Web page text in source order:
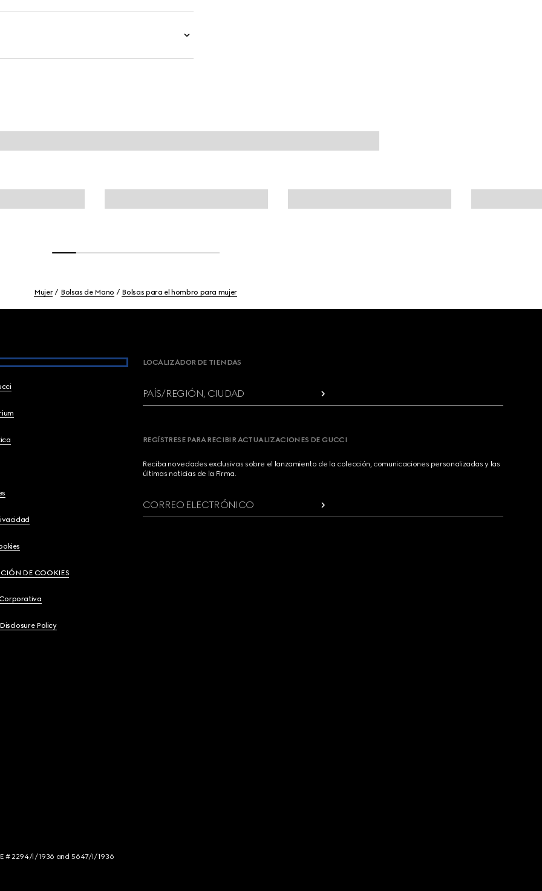
Mujer Bolsas de Mano Bolsas para el hombro para mujer
DE COOKIES
Policy
LOCALIZADOR DE TIENDAS
PAÍS/REGIÓN, CIUDAD
REGÍSTRESE PARA RECIBIR ACTUALIZACIONES DE GUCCI
Reciba novedades exclusivas sobre el lanzamiento de la colección, comunicaciones personalizadas y las
últimas noticias de la Firma.
CORREO ELECTRÓNICO
# 2294/I/1936 and 5647/I/1936